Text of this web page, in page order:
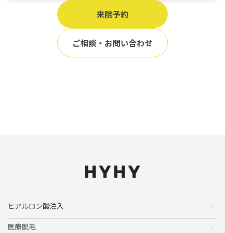
来院予約
ご相談・お問い合わせ
ヒアルロン酸注入
医療脱毛